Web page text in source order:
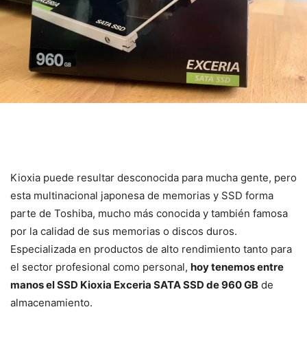
Kioxia puede resultar desconocida para mucha gente, pero
esta multinacional japonesa de memorias y SSD forma
parte de Toshiba, mucho más conocida y también famosa
por la calidad de sus memorias o discos duros.
Especializada en productos de alto rendimiento tanto para
el sector profesional como personal, hoy tenemos entre
manos el SSD Kioxia Exceria SATA SSD de 960 GB de
almacenamiento.